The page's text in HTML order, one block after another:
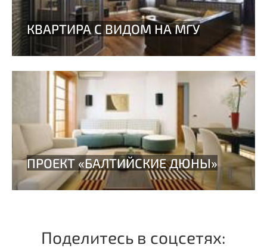
Поделитесь в соцсетях: